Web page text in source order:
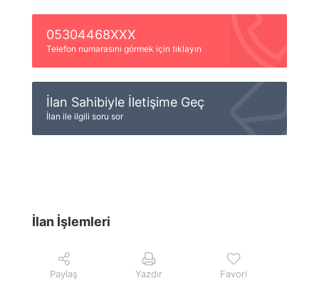
05304468XXX
Telefon numarasını görmek için tıklayın
İlan Sahibiyle İletişime Geç
İlan ile ilgili soru sor
İlan İşlemleri
Paylaş Yazdır Favori